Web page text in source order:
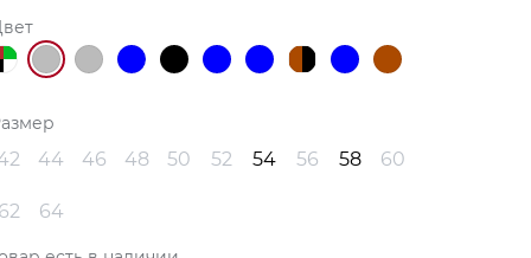
44 46 48 50 52 54 56 58 60
64